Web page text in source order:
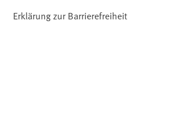
Erklärung zur Barrierefreiheit